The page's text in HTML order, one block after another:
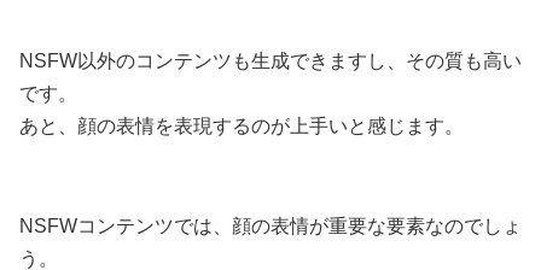
NSFW以外のコンテンツも生成できますし、その質も高い
です。
あと、顔の表情を表現するのが上手いと感じます。
NSFWコンテンツでは、顔の表情が重要な要素なのでしょ
う。